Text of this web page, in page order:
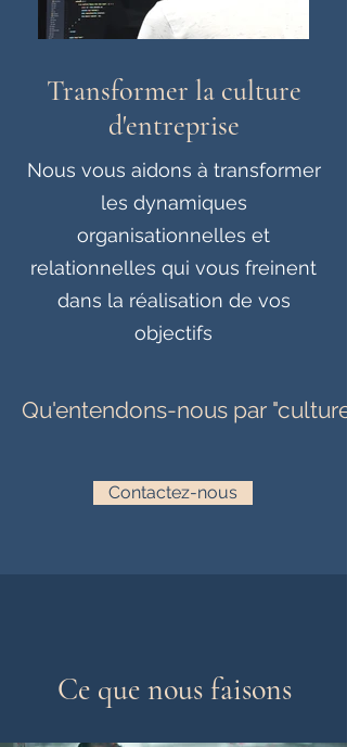
Transformer la culture
d'entreprise
Nous vous aidons à transformer
les dynamiques
organisationnelles et
relationnelles qui vous freinent
dans la réalisation de vos
objectifs
Qu'entendons-nous par
Contactez-nous
Ce que nous faisons